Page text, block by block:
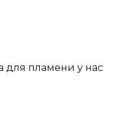
для пламени у нас